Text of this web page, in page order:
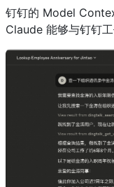
钉钉的 Model
Claude 能够与钉钉工